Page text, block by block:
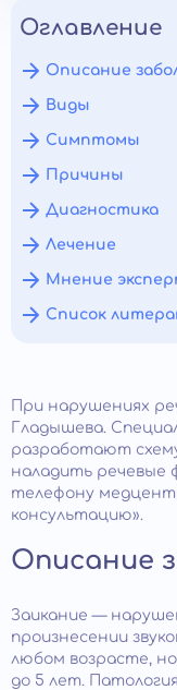
Оглавление
Описание
Виды
Симптомы
Причины
Диагностика
Лечение
Мнение
Список
При нарушениях
Гладышева.
разработают
наладить речевые
телефону
консультацию».
Описание
Заикание —
произнесении
любом возрасте,
до 5 лет.